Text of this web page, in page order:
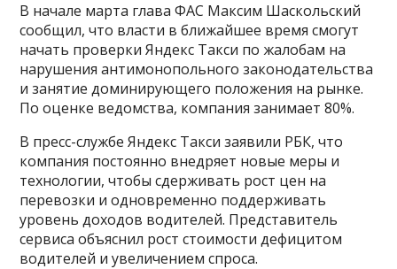
В начале марта глава ФАС Максим Шаскольский
сообщил, что власти в ближайшее время смогут
начать проверки Яндекс Такси по жалобам на
нарушения антимонопольного законодательства
и занятие доминирующего положения на рынке.
По оценке ведомства, компания занимает 80%.
В пресс-службе Яндекс Такси заявили РБК, что
компания постоянно внедряет новые меры и
технологии, чтобы сдерживать рост цен на
перевозки и одновременно поддерживать
уровень доходов водителей. Представитель
сервиса объяснил рост стоимости дефицитом
водителей и увеличением спроса.